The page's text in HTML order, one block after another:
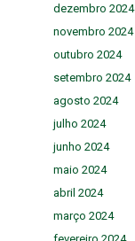
dezembro 2024
novembro 2024
outubro 2024
setembro 2024
agosto 2024
julho 2024
junho 2024
maio 2024
abril 2024
março 2024